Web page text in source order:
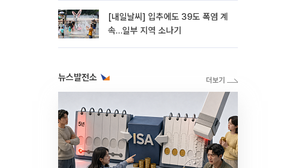
[내일날씨] 입추에도 39도 폭염 계
속…일부 지역 소나기
뉴스발전소